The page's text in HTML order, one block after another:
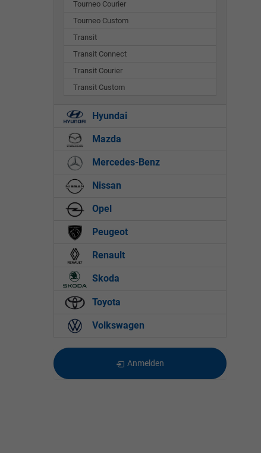
Tourneo Courier
Tourneo Custom
Transit
Transit Connect
Transit Courier
Transit Custom
Hyundai
Mazda
Mercedes-Benz
Nissan
Opel
Peugeot
Renault
Skoda
Toyota
Volkswagen
Anmelden